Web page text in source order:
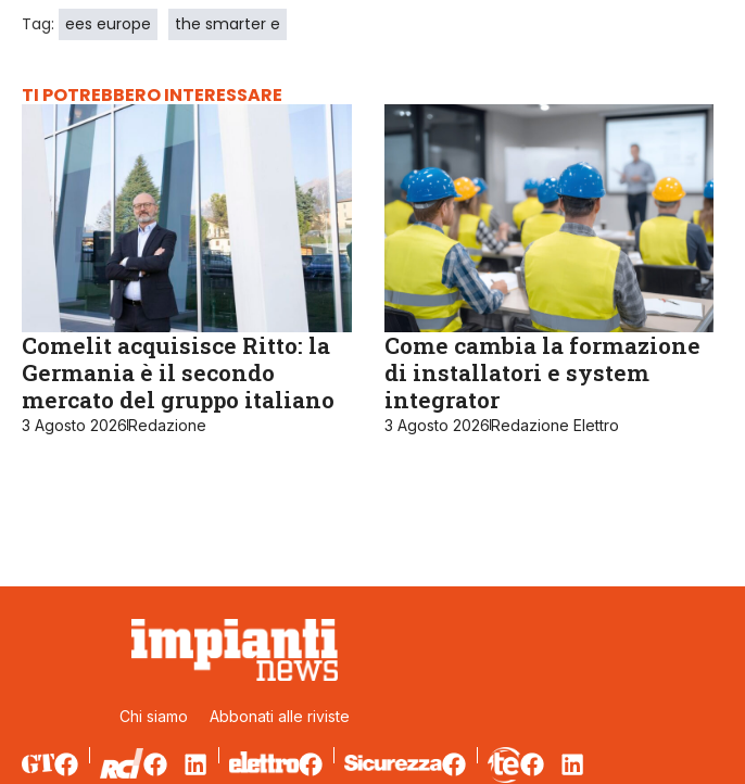
Tag: ees europe the smarter e
TI POTREBBERO INTERESSARE
Comelit acquisisce Ritto: la
Germania è il secondo
mercato del gruppo italiano
3 Agosto 2026Redazione
Come cambia la formazione
di installatori e system
integrator
3 Agosto 2026Redazione Elettro
Chi siamo Abbonati alle riviste